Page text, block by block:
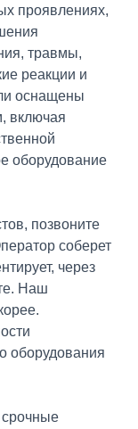
проявлениях,
травмы,
реакции и
оснащены
включая
оборудование
позвоните
соберет
через
Наш
оборудования
срочные